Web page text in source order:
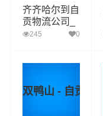
齐齐哈尔到自
贡物流公司_
齐齐哈尔到自
245 0
双鸭山 - 自贡